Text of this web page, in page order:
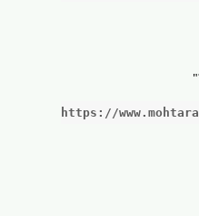
https://